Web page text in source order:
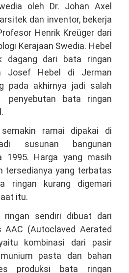
oleh Dr. Johan Axel
dan inventor, bekerja
Henrik Kreüger dari
Kerajaan Swedia. Hebel
dagang dari bata ringan
Josef Hebel di Jerman
pada akhirnya jadi salah
penyebutan bata ringan
ramai dipakai di
susunan bangunan
1995. Harga yang masih
tersedianya yang terbatas
ringan kurang digemari
itu.
ringan sendiri dibuat dari
AAC (Autoclaved Aerated
kombinasi dari pasir
pasta dan bahan
produksi bata ringan